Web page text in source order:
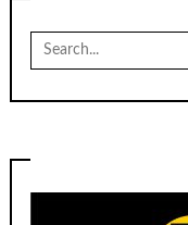
Search
for: